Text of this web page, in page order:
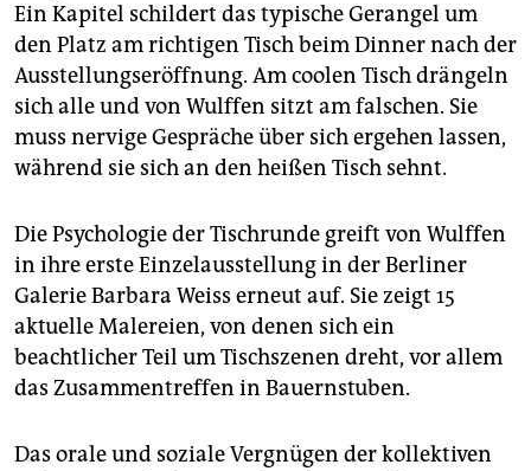
genossenschaft
epaper login
Ein Kapitel schildert das typische Gerangel um
den Platz am richtigen Tisch beim Dinner nach der
Ausstellungseröffnung. Am coolen Tisch drängeln
sich alle und von Wulffen sitzt am falschen. Sie
muss nervige Gespräche über sich ergehen lassen,
während sie sich an den heißen Tisch sehnt.
Die Psychologie der Tischrunde greift von Wulffen
in ihre erste Einzelausstellung in der Berliner
Galerie Barbara Weiss erneut auf. Sie zeigt 15
aktuelle Malereien, von denen sich ein
beachtlicher Teil um Tischszenen dreht, vor allem
das Zusammentreffen in Bauernstuben.
Das orale und soziale Vergnügen der kollektiven